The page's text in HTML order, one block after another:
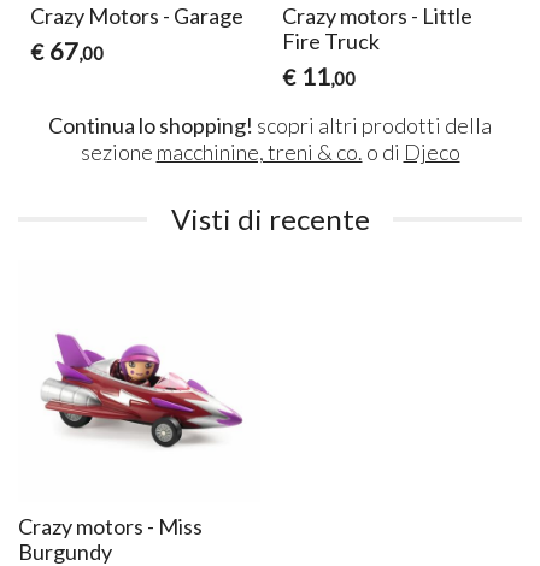
Crazy Motors - Garage
€ 67,00
Crazy motors - Little
Fire Truck
€ 11,00
Continua lo shopping! scopri altri prodotti della
sezione macchinine, treni & co. o di Djeco
Visti di recente
Crazy motors - Miss
Burgundy